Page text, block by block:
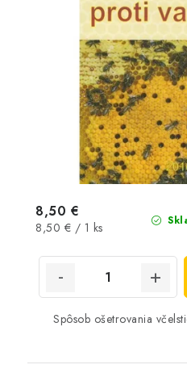
8,50 €
Jednotková
8,50 € / 1 ks
Spôsob ošetrovania